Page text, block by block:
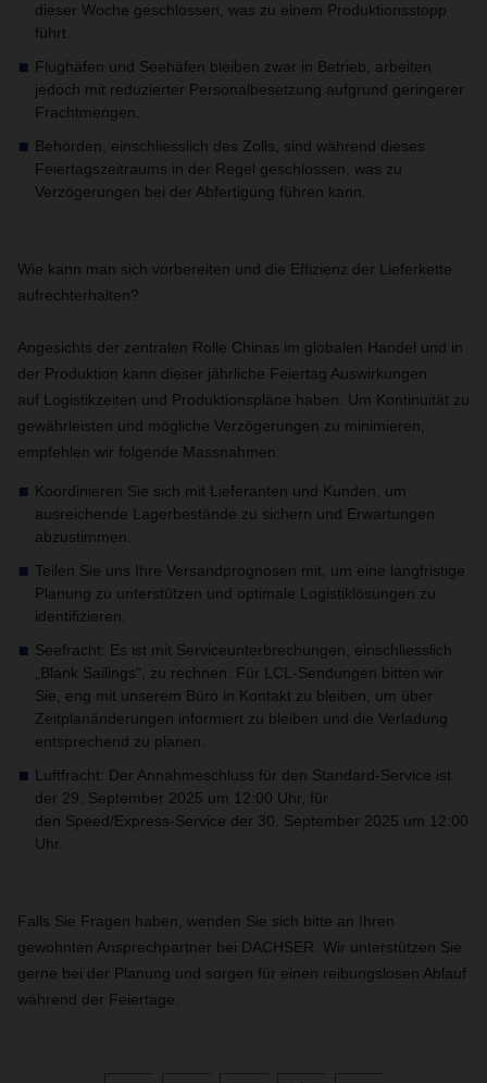
dieser Woche geschlossen, was zu einem Produktionsstopp
führt.
Flughäfen und Seehäfen bleiben zwar in Betrieb, arbeiten
jedoch mit reduzierter Personalbesetzung aufgrund geringerer
Frachtmengen.
Behörden, einschliesslich des Zolls, sind während dieses
Feiertagszeitraums in der Regel geschlossen, was zu
Verzögerungen bei der Abfertigung führen kann.
Wie kann man sich vorbereiten und die Effizienz der Lieferkette
aufrechterhalten?
Angesichts der zentralen Rolle Chinas im globalen Handel und in
der Produktion kann dieser jährliche Feiertag Auswirkungen
auf Logistikzeiten und Produktionspläne haben. Um Kontinuität zu
gewährleisten und mögliche Verzögerungen zu minimieren,
empfehlen wir folgende Massnahmen:
Koordinieren Sie sich mit Lieferanten und Kunden, um
ausreichende Lagerbestände zu sichern und Erwartungen
abzustimmen.
Teilen Sie uns Ihre Versandprognosen mit, um eine langfristige
Planung zu unterstützen und optimale Logistiklösungen zu
identifizieren.
Seefracht: Es ist mit Serviceunterbrechungen, einschliesslich
„Blank Sailings“, zu rechnen. Für LCL-Sendungen bitten wir
Sie, eng mit unserem Büro in Kontakt zu bleiben, um über
Zeitplanänderungen informiert zu bleiben und die Verladung
entsprechend zu planen.
Luftfracht: Der Annahmeschluss für den Standard-Service ist
der 29. September 2025 um 12:00 Uhr, für
den Speed/Express-Service der 30. September 2025 um 12:00
Uhr.
Falls Sie Fragen haben, wenden Sie sich bitte an Ihren
gewohnten Ansprechpartner bei DACHSER. Wir unterstützen Sie
gerne bei der Planung und sorgen für einen reibungslosen Ablauf
während der Feiertage.